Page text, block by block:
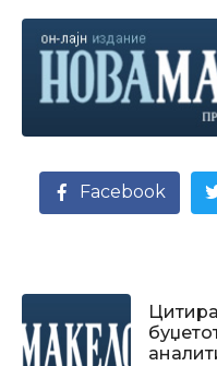
Facebook